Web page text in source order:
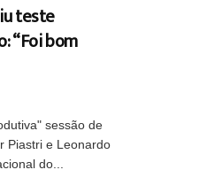
teste
“Foi bom
sessão de
Piastri e Leonardo
do...